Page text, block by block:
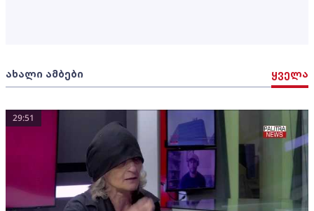
ახალი ამბები ყველა
29:51